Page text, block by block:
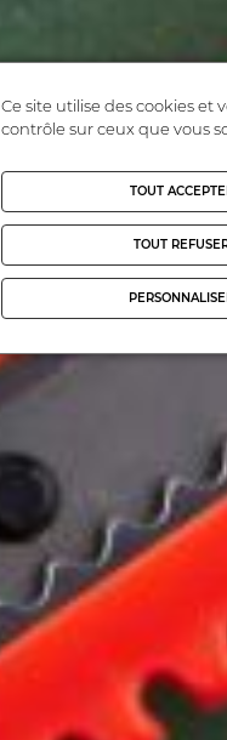
Ce site utilise des cookies et
contrôle sur ceux que vous
TOUT
TOUT